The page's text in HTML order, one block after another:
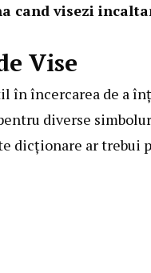
cand visezi
Vise
în încercarea de a
diverse
ar trebui